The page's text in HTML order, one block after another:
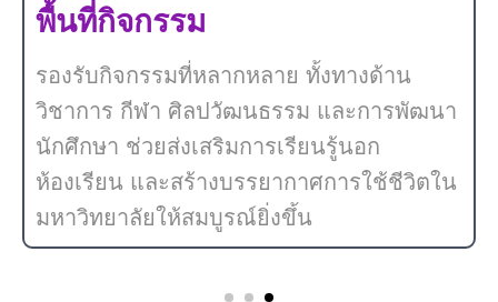
พื้นที่กิจกรรม
รองรับกิจกรรมที่หลากหลาย ทั้งทางด้าน
วิชาการ กีฬา ศิลปวัฒนธรรม และการพัฒนา
นักศึกษา ช่วยส่งเสริมการเรียนรู้นอก
ห้องเรียน และสร้างบรรยากาศการใช้ชีวิตใน
มหาวิทยาลัยให้สมบูรณ์ยิ่งขึ้น